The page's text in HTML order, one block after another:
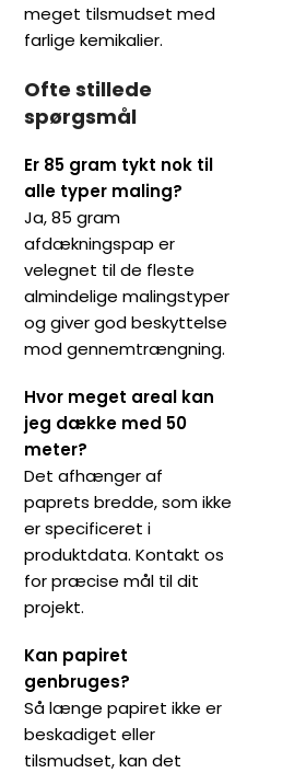
meget tilsmudset med
farlige kemikalier.
Ofte stillede
spørgsmål
Er 85 gram tykt nok til
alle typer maling?
Ja, 85 gram
afdækningspap er
velegnet til de fleste
almindelige malingstyper
og giver god beskyttelse
mod gennemtrængning.
Hvor meget areal kan
jeg dække med 50
meter?
Det afhænger af
paprets bredde, som ikke
er specificeret i
produktdata. Kontakt os
for præcise mål til dit
projekt.
Kan papiret
genbruges?
Så længe papiret ikke er
beskadiget eller
tilsmudset, kan det